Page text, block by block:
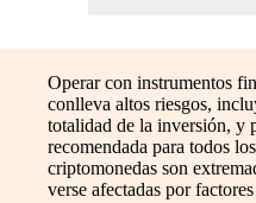
Operar con instrumentos
conlleva altos riesgos,
totalidad de la inversión, y
recomendada para todos
criptomonedas son
verse afectadas por